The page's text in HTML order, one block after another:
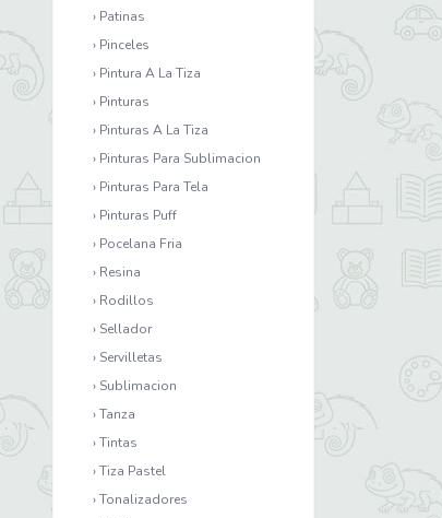
› Patinas
› Pinceles
› Pintura A La Tiza
› Pinturas
› Pinturas A La Tiza
› Pinturas Para Sublimacion
› Pinturas Para Tela
› Pinturas Puff
› Pocelana Fria
› Resina
› Rodillos
› Sellador
› Servilletas
› Sublimacion
› Tanza
› Tintas
› Tiza Pastel
› Tonalizadores